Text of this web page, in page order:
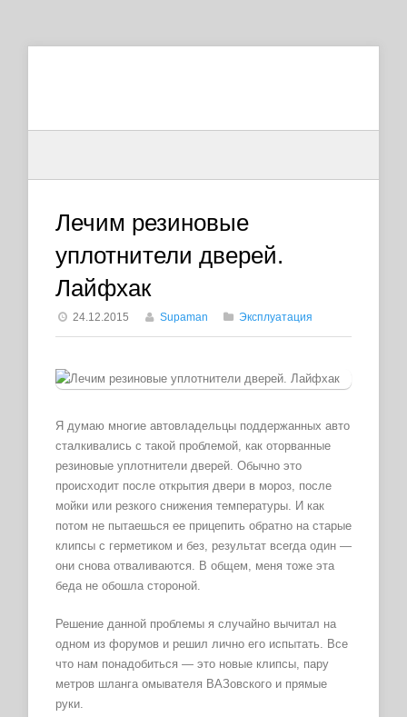
Лечим резиновые
уплотнители дверей.
Лайфхак
24.12.2015 Supaman Эксплуатация
Я думаю многие автовладельцы поддержанных авто
сталкивались с такой проблемой, как оторванные
резиновые уплотнители дверей. Обычно это
происходит после открытия двери в мороз, после
мойки или резкого снижения температуры. И как
потом не пытаешься ее прицепить обратно на старые
клипсы с герметиком и без, результат всегда один —
они снова отваливаются. В общем, меня тоже эта
беда не обошла стороной.
Решение данной проблемы я случайно вычитал на
одном из форумов и решил лично его испытать. Все
что нам понадобиться — это новые клипсы, пару
метров шланга омывателя ВАЗовского и прямые
руки.